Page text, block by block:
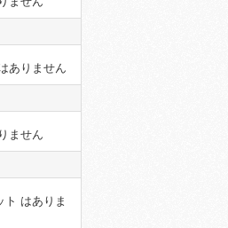
ありません
ません
はありま